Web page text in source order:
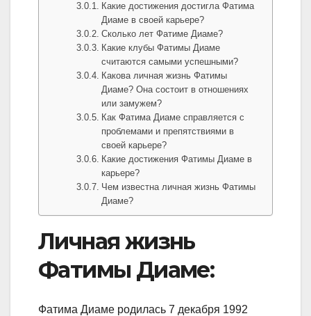
Какие достижения достигла Фатима
Диаме в своей карьере?
Сколько лет Фатиме Диаме?
Какие клубы Фатимы Диаме
считаются самыми успешными?
Какова личная жизнь Фатимы
Диаме? Она состоит в отношениях
или замужем?
Как Фатима Диаме справляется с
проблемами и препятствиями в
своей карьере?
Какие достижения Фатимы Диаме в
карьере?
Чем известна личная жизнь Фатимы
Диаме?
Личная жизнь
Фатимы Диаме:
Фатима Диаме родилась 7 декабря 1992